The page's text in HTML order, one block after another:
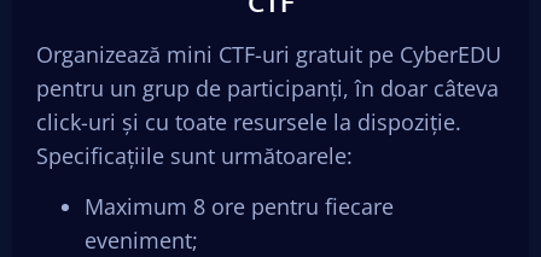
Organizează mini CTF-uri gratuit pe CyberEDU
pentru un grup de participanți, în doar câteva
click-uri și cu toate resursele la dispoziție.
Specificațiile sunt următoarele:
Maximum 8 ore pentru fiecare
eveniment;